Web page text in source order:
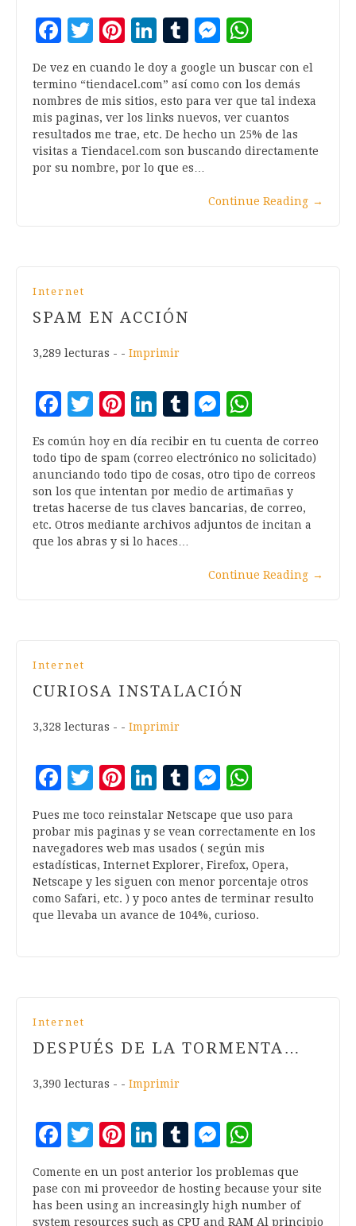
Facebook
Twitter
Pinterest
LinkedIn
Tumblr
Messenger
De vez en cuando le doy a google un buscar con el
termino “tiendacel.com” así como con los demás
nombres de mis sitios, esto para ver que tal indexa
mis paginas, ver los links nuevos, ver cuantos
resultados me trae, etc. De hecho un 25% de las
visitas a Tiendacel.com son buscando directamente
por su nombre, por lo que es…
Continue Reading →
Internet
SPAM EN ACCIÓN
3,289 lecturas - - Imprimir
Facebook
Twitter
Pinterest
LinkedIn
Tumblr
Messenger
Es común hoy en día recibir en tu cuenta de correo
todo tipo de spam (correo electrónico no solicitado)
anunciando todo tipo de cosas, otro tipo de correos
son los que intentan por medio de artimañas y
tretas hacerse de tus claves bancarias, de correo,
etc. Otros mediante archivos adjuntos de incitan a
que los abras y si lo haces…
Continue Reading →
Internet
CURIOSA INSTALACIÓN
3,328 lecturas - - Imprimir
Facebook
Twitter
Pinterest
LinkedIn
Tumblr
Messenger
Pues me toco reinstalar Netscape que uso para
probar mis paginas y se vean correctamente en los
navegadores web mas usados ( según mis
estadísticas, Internet Explorer, Firefox, Opera,
Netscape y les siguen con menor porcentaje otros
como Safari, etc. ) y poco antes de terminar resulto
que llevaba un avance de 104%, curioso.
Internet
DESPUÉS DE LA TORMENTA…
3,390 lecturas - - Imprimir
Facebook
Twitter
Pinterest
LinkedIn
Tumblr
Messenger
Comente en un post anterior los problemas que
pase con mi proveedor de hosting because your site
has been using an increasingly high number of
system resources such as CPU and RAM Al principio